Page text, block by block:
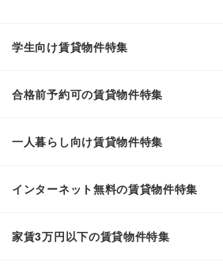
学生向け賃貸物件特集
合格前予約可の賃貸物件特集
一人暮らし向け賃貸物件特集
インターネット無料の賃貸物件特集
家賃3万円以下の賃貸物件特集